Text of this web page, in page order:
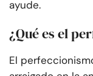
ayude.
¿Qué es el
El